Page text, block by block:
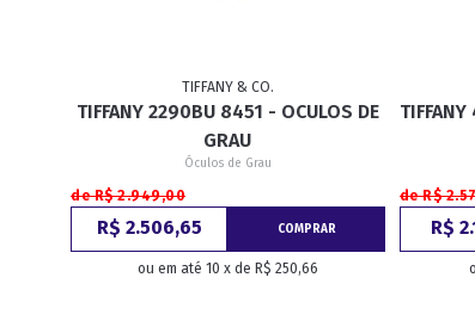
TIFFANY & CO.
TIFFANY 2290BU 8451 - OCULOS DE
GRAU
Óculos de Grau
de R$ 2.949,00
R$ 2.506,65 COMPRAR
ou em até 10 x de R$ 250,66
de R$
R$